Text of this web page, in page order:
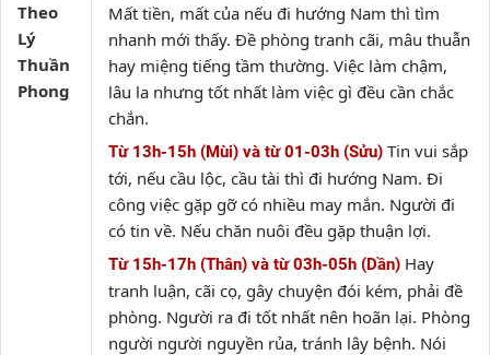
Theo
Lý
Thuần
Phong
Mất tiền, mất của nếu đi hướng Nam thì tìm
nhanh mới thấy. Đề phòng tranh cãi, mâu thuẫn
hay miệng tiếng tầm thường. Việc làm chậm,
lâu la nhưng tốt nhất làm việc gì đều cần chắc
chắn.
Từ 13h-15h (Mùi) và từ 01-03h (Sửu) Tin vui sắp
tới, nếu cầu lộc, cầu tài thì đi hướng Nam. Đi
công việc gặp gỡ có nhiều may mắn. Người đi
có tin về. Nếu chăn nuôi đều gặp thuận lợi.
Từ 15h-17h (Thân) và từ 03h-05h (Dần) Hay
tranh luận, cãi cọ, gây chuyện đói kém, phải đề
phòng. Người ra đi tốt nhất nên hoãn lại. Phòng
người người nguyền rủa, tránh lây bệnh. Nói